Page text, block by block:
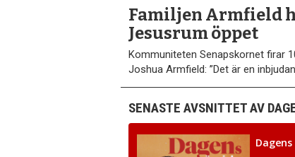
Familjen Armfield
Jesusrum öppet
Kommuniteten Senapskornet firar
Joshua Armfield: ”Det är en
SENASTE AVSNITTET AV